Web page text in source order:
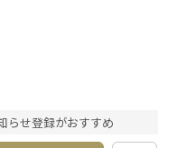
らせ登録がおすすめ